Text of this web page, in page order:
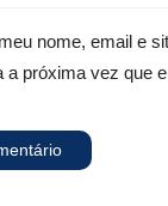
nome, email e
a próxima vez que